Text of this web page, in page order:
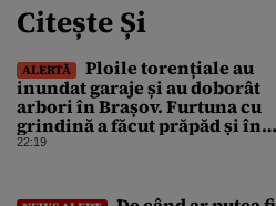
Citește Și
ALERTĂ
Ploile torențiale au
inundat garaje și au doborât
arbori în Brașov. Furtuna cu
grindină a făcut prăpăd și în
Bihor
22:19